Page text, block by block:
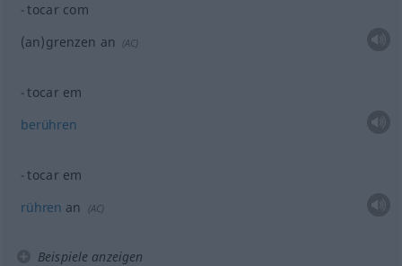
tocar com
(an)grenzen an (AC)
tocar em
berühren
tocar em
rühren an (AC)
Beispiele anzeigen